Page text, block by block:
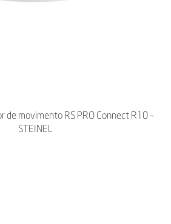
de movimento RS PRO Connect R10 –
STEINEL